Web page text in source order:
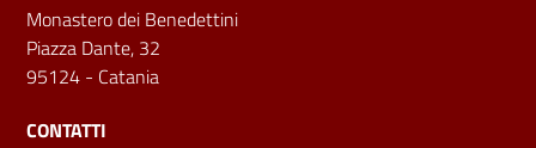
Monastero dei Benedettini
Piazza Dante, 32
95124 - Catania
CONTATTI